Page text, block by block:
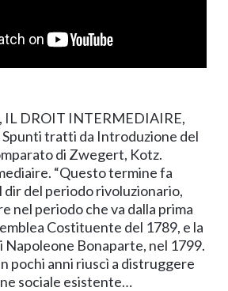
IL DROIT INTERMEDIAIRE,
Spunti tratti da Introduzione del
di Zwegert, Kotz.
“Questo termine fa
del periodo rivoluzionario,
nel periodo che va dalla prima
Costituente del 1789, e la
Napoleone Bonaparte, nel 1799.
pochi anni riuscì a distruggere
sociale esistente…